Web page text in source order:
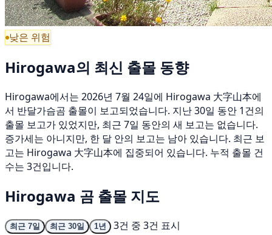
낮은 위험
Hirogawa의 최신 출몰 동향
Hirogawa에서는 2026년 7월 24일에 Hirogawa 大字山本에
서 반달가슴곰 출몰이 보고되었습니다. 지난 30일 동안 1건의
출몰 보고가 있었지만, 최근 7일 동안의 새 보고는 없습니다.
증가세는 아니지만, 한 달 안의 보고는 남아 있습니다. 최근 보
고는 Hirogawa 大字山本에 집중되어 있습니다. 누적 출몰 건
수는 3건입니다.
Hirogawa 곰 출몰 지도
최근 7일 최근 30일 1년
3건 중 3건 표시